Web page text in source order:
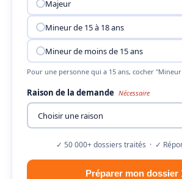
Majeur
Mineur de 15 à 18 ans
Mineur de moins de 15 ans
Pour une personne qui a 15 ans, cocher "Mineur
Raison de la demande Nécessaire
✓ 50 000+ dossiers traités · ✓
Préparer mon dossier